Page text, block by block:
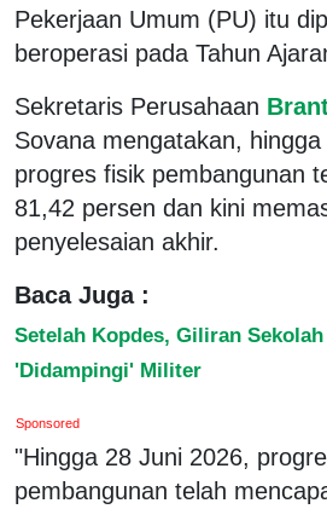
Pekerjaan Umum (PU) itu
beroperasi pada Tahun
Sekretaris Perusahaan
Sovana mengatakan,
progres fisik pembangunan
81,42 persen dan kini
penyelesaian akhir.
Baca Juga :
Setelah Kopdes, Giliran
'Didampingi' Militer
Sponsored
"Hingga 28 Juni 2026,
pembangunan telah